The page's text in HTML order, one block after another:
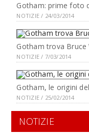
Gotham: prime foto
NOTIZIE / 24/03/2014
Gotham trova Bruce
NOTIZIE / 7/03/2014
Gotham, le origini
NOTIZIE / 25/02/2014
NOTIZIE